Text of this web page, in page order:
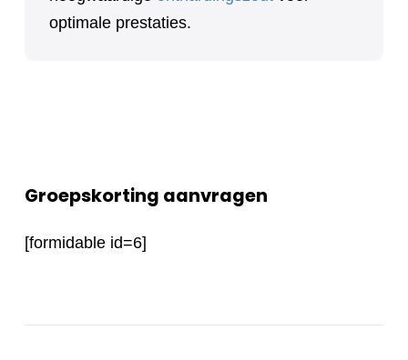
optimale prestaties.
Groepskorting aanvragen
[formidable id=6]